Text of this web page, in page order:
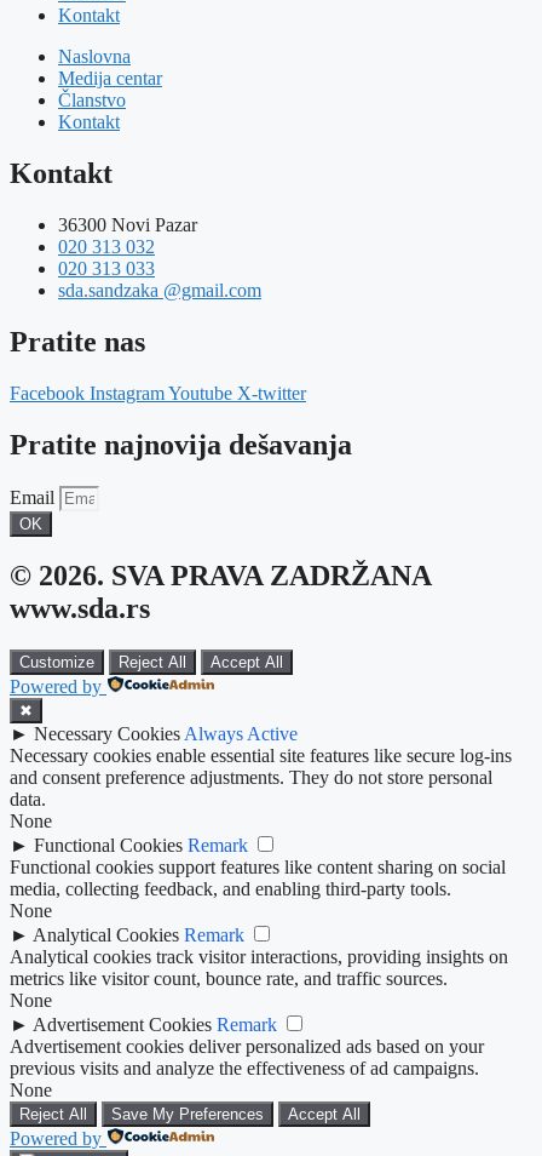
Kontakt
Naslovna
Medija centar
Članstvo
Kontakt
Kontakt
36300 Novi Pazar
020 313 032
020 313 033
sda.sandzaka @gmail.com
Pratite nas
Facebook InstagramYoutube X-twitter
Pratite najnovija dešavanja
Email
OK
© 2026. SVA PRAVA ZADRŽANA
www.sda.rs
Customize Reject All Accept All
Powered by
✖
► Necessary Cookies Always Active
Necessary cookies enable essential site features like secure log-ins
and consent preference adjustments. They do not store personal
data.
None
► Functional Cookies Remark
Functional cookies support features like content sharing on social
media, collecting feedback, and enabling third-party tools.
None
► Analytical Cookies Remark
Analytical cookies track visitor interactions, providing insights on
metrics like visitor count, bounce rate, and traffic sources.
None
► Advertisement Cookies Remark
Advertisement cookies deliver personalized ads based on your
previous visits and analyze the effectiveness of ad campaigns.
None
Reject All Save My Preferences Accept All
Powered by